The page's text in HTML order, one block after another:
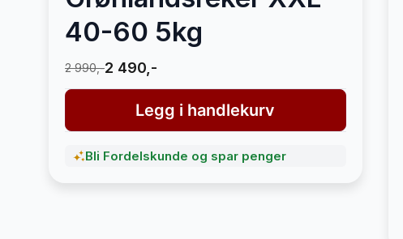
40-60 5kg
2 990,-2 490,-
Legg i handlekurv
Bli Fordelskunde og spar penger